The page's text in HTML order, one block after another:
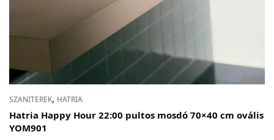
SZANITEREK, HATRIA
Hatria Happy Hour 22:00 pultos mosdó 70×40 cm ovális
YOM901